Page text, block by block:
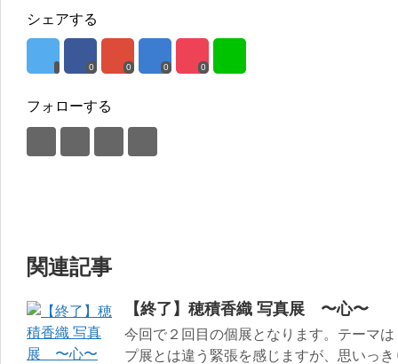
シェアする
0 0 0 0
フォローする
関連記事
【終了】穂積香織 写真展 〜心〜
今回で２回目の個展となります。テーマ
プ展とは違う緊張を感じますが、思いっ